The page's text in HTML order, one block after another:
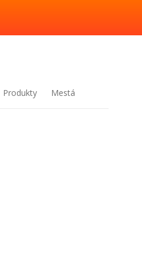
Produkty Mestá